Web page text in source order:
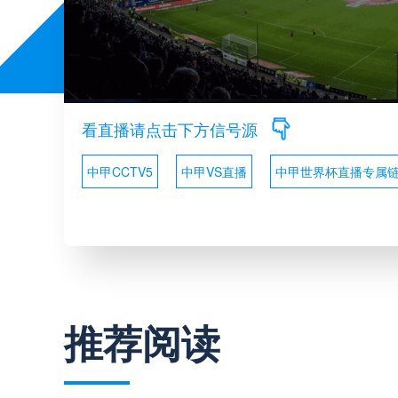
看直播请点击下方信号源
中甲CCTV5 中甲VS直播 中甲世界杯直播专属
推荐阅读